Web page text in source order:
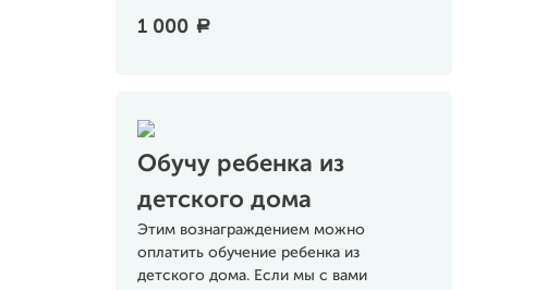
1 000 a
Обучу ребенка из
детского дома
Этим вознаграждением можно
оплатить обучение ребенка из
детского дома. Если мы с вами